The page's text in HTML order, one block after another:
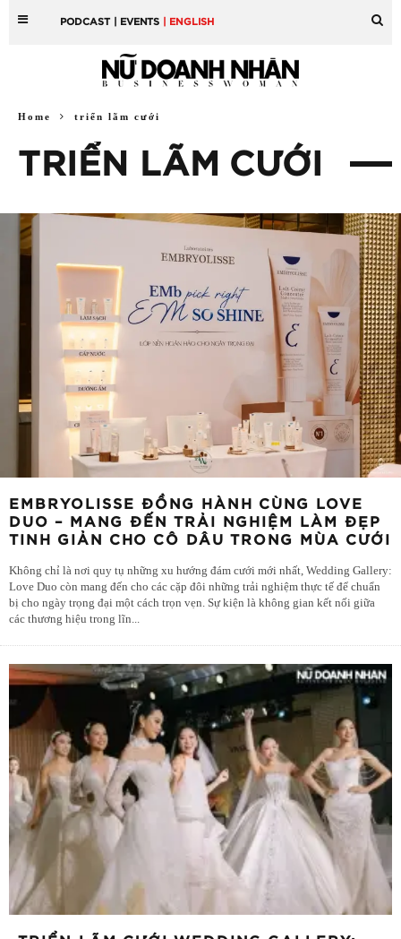
PODCAST | EVENTS | ENGLISH
Home triển lãm cưới
TRIỂN LÃM CƯỚI
EMBRYOLISSE ĐỒNG HÀNH CÙNG LOVE
DUO – MANG ĐẾN TRẢI NGHIỆM LÀM ĐẸP
TINH GIẢN CHO CÔ DÂU TRONG MÙA CƯỚI
Không chỉ là nơi quy tụ những xu hướng đám cưới mới nhất, Wedding Gallery:
Love Duo còn mang đến cho các cặp đôi những trải nghiệm thực tế để chuẩn
bị cho ngày trọng đại một cách trọn vẹn. Sự kiện là không gian kết nối giữa
các thương hiệu trong lĩn...